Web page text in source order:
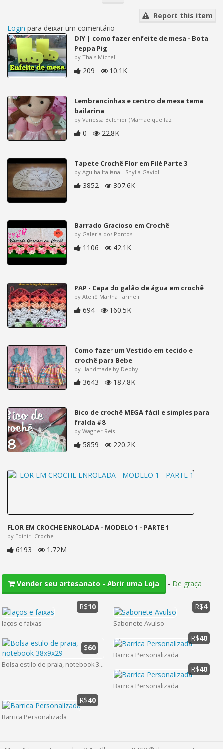
Report this item
Login para deixar um comentário
DIY | como fazer enfeite de mesa - Bota
Peppa Pig
by Thais Micheli
209 10.1K
Lembrancinhas e centro de mesa tema
bailarina
by Vanessa Belchior (Mamãe que faz
0 22.8K
Tapete Crochê Flor em Filé Parte 3
by Agulha Italiana - Shylla Gavioli
3852 307.6K
Barrado Gracioso em Crochê
by Galeria dos Pontos
1106 42.1K
PAP - Capa do galão de água em crochê
by Ateliê Martha Farineli
694 160.5K
Como fazer um Vestido em tecido e
crochê para Bebe
by Handmade by Debby
3643 187.8K
Bico de crochê MEGA fácil e simples para
fralda #8
by Wagner Reis
5859 220.2K
FLOR EM CROCHE ENROLADA - MODELO 1 - PARTE 1
by Edinir- Croche
6193 1.72M
Vender seu artesanato - Abrir uma Loja - De graça
laços e faixas
R$10
Sabonete Avulso
R$4
Bolsa estilo de praia, notebook 38x9x29
$60
Barrica Personalizada
R$40
Barrica Personalizada
R$40
Barrica Personalizada
R$40